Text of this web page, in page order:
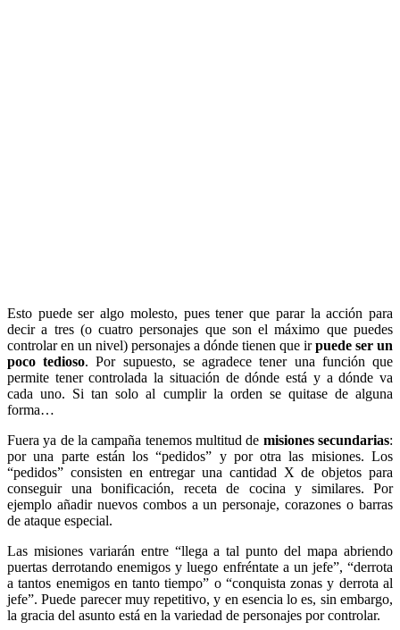
Esto puede ser algo molesto, pues tener que parar la acción para
decir a tres (o cuatro personajes que son el máximo que puedes
controlar en un nivel) personajes a dónde tienen que irpuede ser un
poco tedioso. Por supuesto, se agradece tener una función que
permite tener controlada la situación de dónde está y a dónde va
cada uno. Si tan solo al cumplir la orden se quitase de alguna
forma…
Fuera ya de la campaña tenemos multitud de misiones secundarias:
por una parte están los “pedidos” y por otra las misiones. Los
“pedidos” consisten en entregar una cantidad X de objetos para
conseguir una bonificación, receta de cocina y similares. Por
ejemplo añadir nuevos combos a un personaje, corazones o barras
de ataque especial.
Las misiones variarán entre “llega a tal punto del mapa abriendo
puertas derrotando enemigos y luego enfréntate a un jefe”, “derrota
a tantos enemigos en tanto tiempo” o “conquista zonas y derrota al
jefe”. Puede parecer muy repetitivo, y en esencia lo es, sin embargo,
la gracia del asunto está en la variedad de personajes por controlar.